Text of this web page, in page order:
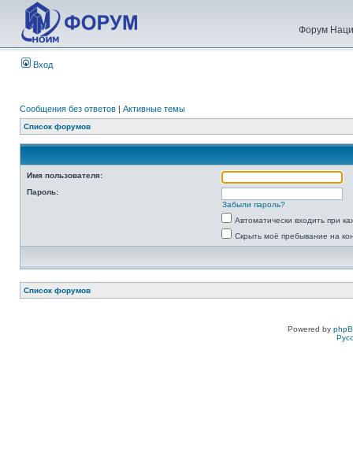
Форум
Вход
Сообщения без ответов | Активные темы
Список форумов
Имя пользователя:
Пароль:
Забыли пароль?
Автоматически входить при
Скрыть моё пребывание на
Список форумов
Powered by